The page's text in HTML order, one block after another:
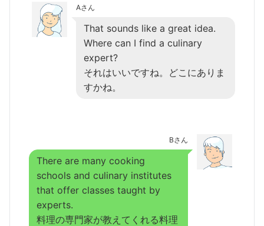
Aさん
That sounds like a great idea.
Where can I find a culinary
expert?
それはいいですね。どこにありま
すかね。
Bさん
There are many cooking
schools and culinary institutes
that offer classes taught by
experts.
料理の専門家が教えてくれる料理